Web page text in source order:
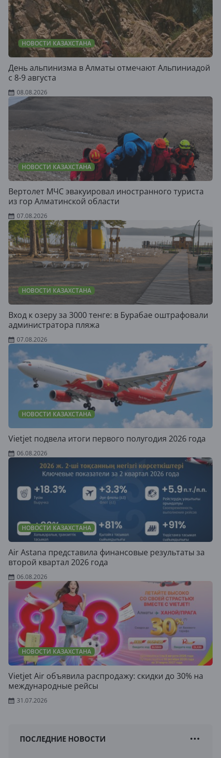
НОВОСТИ КАЗАХСТАНА
День альпинизма в Алматы отмечают Альпиниадой
с 8-9 августа
08.08.2026
НОВОСТИ КАЗАХСТАНА
Вертолет МЧС эвакуировал иностранного туриста
из гор Алматинской области
07.08.2026
НОВОСТИ КАЗАХСТАНА
Вход к озеру за 3000 тенге: в Бурабае оштрафовали
администратора пляжа
07.08.2026
НОВОСТИ КАЗАХСТАНА
Vietjet подвела итоги первого полугодия 2026 года
06.08.2026
НОВОСТИ КАЗАХСТАНА
Air Astana представила финансовые результаты за
второй квартал 2026 года
06.08.2026
НОВОСТИ КАЗАХСТАНА
Vietjet Air объявила распродажу: скидки до 30% на
международные рейсы
31.07.2026
ПОСЛЕДНИЕ НОВОСТИ